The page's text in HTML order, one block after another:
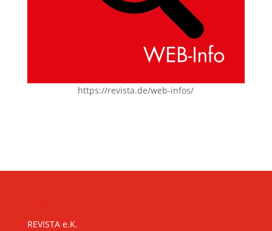
https://revista.de/web-infos/
REVISTA e.K.